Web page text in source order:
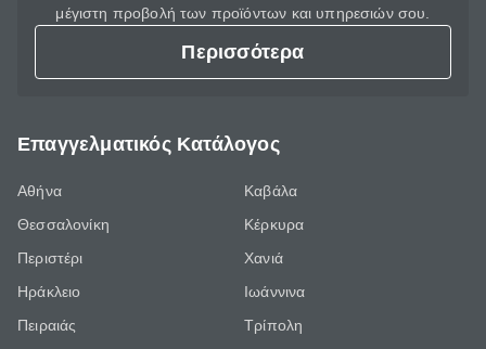
μέγιστη προβολή των προϊόντων και υπηρεσιών σου.
Περισσότερα
Επαγγελματικός Κατάλογος
Αθήνα
Θεσσαλονίκη
Περιστέρι
Ηράκλειο
Πειραιάς
Καβάλα
Κέρκυρα
Χανιά
Ιωάννινα
Τρίπολη